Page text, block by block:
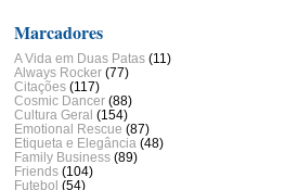
Marcadores
A Vida em Duas Patas (11)
Always Rocker (77)
Citações (117)
Cosmic Dancer (88)
Cultura Geral (154)
Emotional Rescue (87)
Etiqueta e Elegância (48)
Family Business (89)
Friends (104)
Futebol (54)